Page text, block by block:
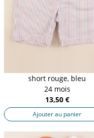
short rouge, bleu
24 mois
13,50 €
Ajouter au panier